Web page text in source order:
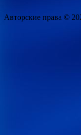
Авторские права ©